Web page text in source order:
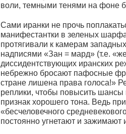
воли, темными тенями на фоне
Сами иранки не прочь
манифестантки в зеленых
протягивали к камерам
надписями «Зан = мард» (т.е.
диссидентствующих иранских
небрежно бросают пафосные
стране лишена права голоса!»
реплики, чтобы повысить
признак хорошего тона. Ведь
«бесчеловечного
постоянно угнетают и зажимают